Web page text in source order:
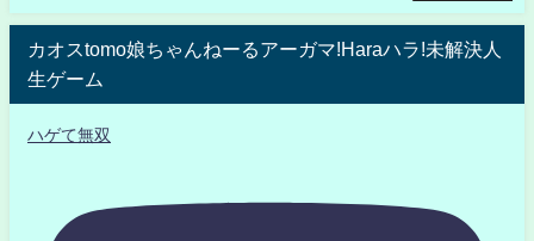
カオスtomo娘ちゃんねーるアーガマ!Haraハラ!未解決人
生ゲーム
ハゲて無双